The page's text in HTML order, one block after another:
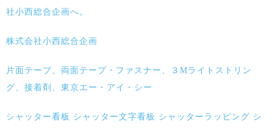
社小西総合企画へ。
株式会社小西総合企画
片面テープ、両面テープ・ファスナー、３Mライトストリン
グ、接着剤、東京エー・アイ・シー
シャッター看板 シャッター文字看板 シャッターラッピング シ